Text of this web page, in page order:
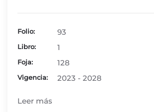
Folio: 93
Libro: 1
Foja: 128
Vigencia: 2023 - 2028
Leer más